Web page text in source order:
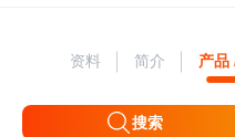
资料 简介 产品
搜索